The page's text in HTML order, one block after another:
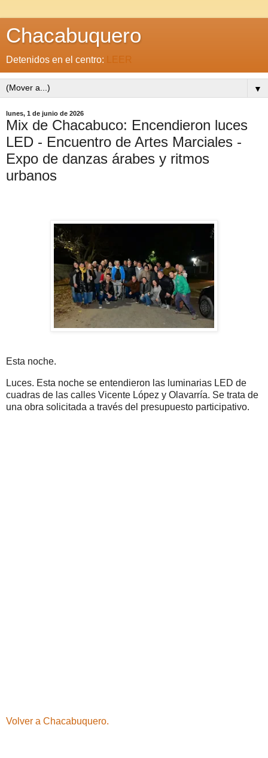
Chacabuquero
Detenidos en el centro: LEER
▼
lunes, 1 de junio de 2026
Mix de Chacabuco: Encendieron luces
LED - Encuentro de Artes Marciales -
Expo de danzas árabes y ritmos
urbanos
Esta noche.
Luces. Esta noche se entendieron las luminarias LED de
cuadras de las calles Vicente López y Olavarría. Se trata de
una obra solicitada a través del presupuesto participativo.
Volver a Chacabuquero.